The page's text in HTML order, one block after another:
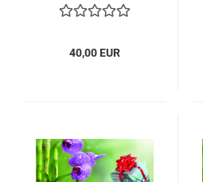
40,00 EUR